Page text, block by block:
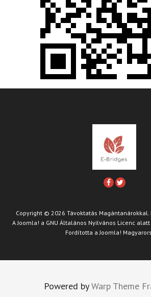
Copyright © 2026 Távoktatás Magántanárokkal.
A Joomla! a GNU Általános Nyilvános Licencalatt
Fordította a Joomla!
Powered byWarp Theme